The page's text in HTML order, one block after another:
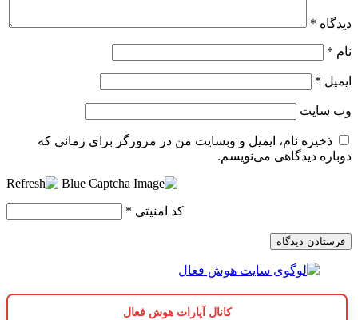
دیدگاه *
نام *
ایمیل *
وب‌ سایت
ذخیره نام، ایمیل و وبسایت من در مرورگر برای زمانی که
دوباره دیدگاهی می‌نویسم.
کد امنیتی *
کانال آپارات هوش فعال